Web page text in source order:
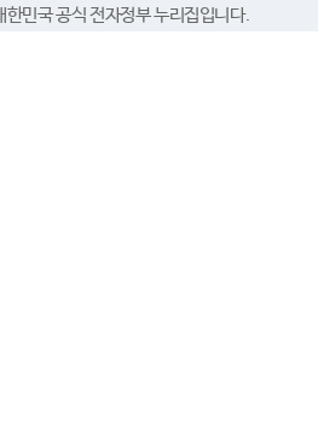
한민국 공식 전자정부 누리집입니다.